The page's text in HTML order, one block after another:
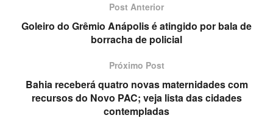
Post Anterior
Goleiro do Grêmio Anápolis é atingido por bala de
borracha de policial
Próximo Post
Bahia receberá quatro novas maternidades com
recursos do Novo PAC; veja lista das cidades
contempladas